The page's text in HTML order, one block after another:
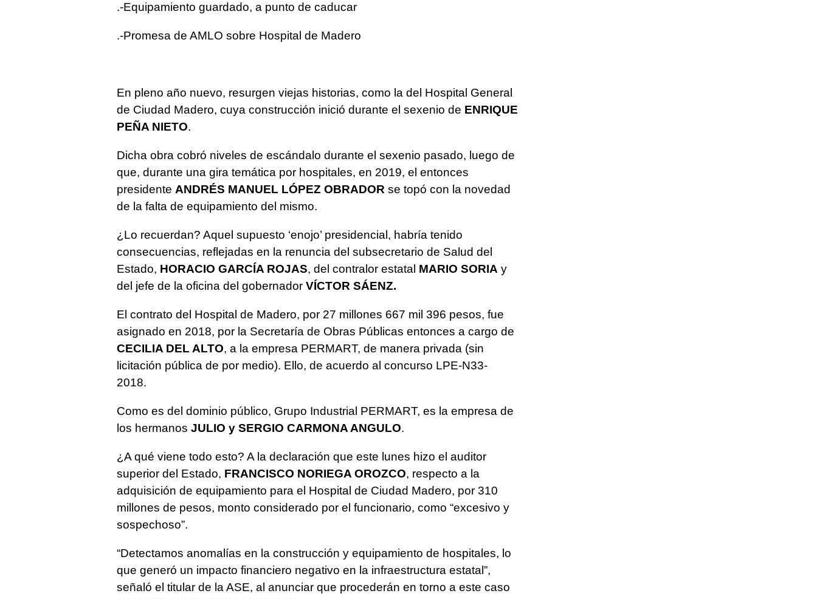
.-Equipamiento guardado, a punto de caducar
.-Promesa de AMLO sobre Hospital de Madero
En pleno año nuevo, resurgen viejas historias, como la del Hospital General
de Ciudad Madero, cuya construcción inició durante el sexenio de ENRIQUE
PEÑA NIETO.
Dicha obra cobró niveles de escándalo durante el sexenio pasado, luego de
que, durante una gira temática por hospitales, en 2019, el entonces
presidente ANDRÉS MANUEL LÓPEZ OBRADOR se topó con la novedad
de la falta de equipamiento del mismo.
¿Lo recuerdan? Aquel supuesto ‘enojo’ presidencial, habría tenido
consecuencias, reflejadas en la renuncia del subsecretario de Salud del
Estado, HORACIO GARCÍA ROJAS, del contralor estatal MARIO SORIA y
del jefe de la oficina del gobernador VÍCTOR SÁENZ.
El contrato del Hospital de Madero, por 27 millones 667 mil 396 pesos, fue
asignado en 2018, por la Secretaría de Obras Públicas entonces a cargo de
CECILIA DEL ALTO, a la empresa PERMART, de manera privada (sin
licitación pública de por medio). Ello, de acuerdo al concurso LPE-N33-
2018.
Como es del dominio público, Grupo Industrial PERMART, es la empresa de
los hermanos JULIO y SERGIO CARMONA ANGULO.
¿A qué viene todo esto? A la declaración que este lunes hizo el auditor
superior del Estado, FRANCISCO NORIEGA OROZCO, respecto a la
adquisición de equipamiento para el Hospital de Ciudad Madero, por 310
millones de pesos, monto considerado por el funcionario, como “excesivo y
sospechoso”.
“Detectamos anomalías en la construcción y equipamiento de hospitales, lo
que generó un impacto financiero negativo en la infraestructura estatal”,
señaló el titular de la ASE, al anunciar que procederán en torno a este caso